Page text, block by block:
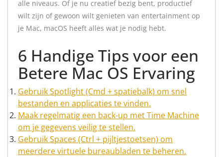
alle niveaus. Of je nu creatief bezig bent, productief
wilt zijn of gewoon wilt genieten van entertainment op
je Mac, macOS heeft alles wat je nodig hebt.
6 Handige Tips voor een
Betere Mac OS Ervaring
Gebruik Spotlight (Cmd + spatiebalk) om snel
bestanden en applicaties te vinden.
Maak regelmatig een back-up met Time Machine
om je gegevens veilig te stellen.
Gebruik Spaces (Ctrl + pijltjestoetsen) om
meerdere virtuele bureaubladen te beheren.